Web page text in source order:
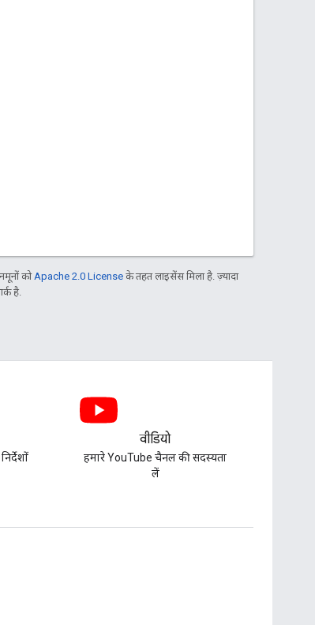
को Apache 2.0 License के तहत लाइसेंस मिला है. ज़्यादा
है.
वीडियो
हमारे YouTube चैनल की सदस्यता
लें